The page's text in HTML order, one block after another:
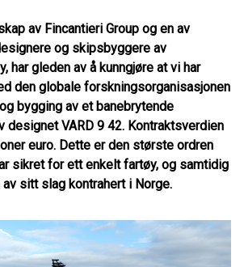
av Fincantieri Group og en av
og skipsbyggere av
har gleden av å kunngjøre at vi har
den globale forskningsorganisasjonen
bygging av et banebrytende
designet VARD 9 42. Kontraktsverdien
euro. Dette er den største ordren
sikret for ett enkelt fartøy, og samtidig
sitt slag kontrahert i Norge.